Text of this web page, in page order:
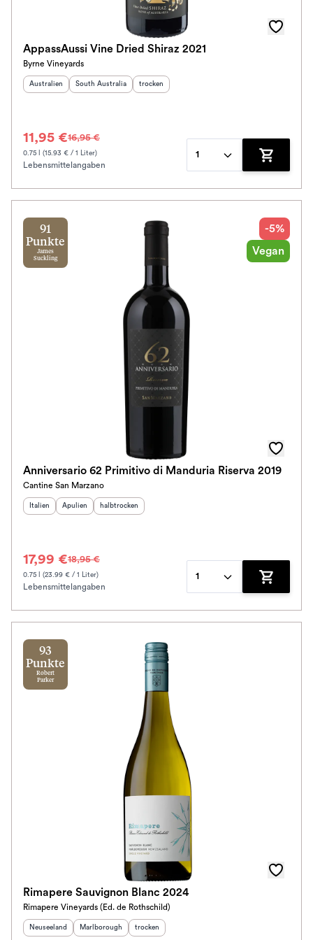
Prickler Art
Schmeckt nach
Jahrgang
Im Rewe Handel erhältlich
AppassAussi Vine Dried Shiraz 2021
Byrne Vineyards
Herkunftsland :
Australien Herkunftsregion
South Australia Geschmack
trocken
11,95 €16,95 €
0.75 l (15.93 € / 1 Liter)
Lebensmittelangaben
1
Zum
91
Punkte
James
Suckling
-5%
Vegan
Anniversario 62 Primitivo di Manduria Riserva 2019
Cantine San Marzano
Herkunftsland:
Italien Herkunftsregion:
Apulien Geschmack:
halbtrocken
17,99 €18,95 €
0.75 l (23.99 € / 1 Liter)
Lebensmittelangaben
1
Zum
93
Punkte
Robert
Parker
Rimapere Sauvignon Blanc 2024
Rimapere Vineyards (Ed. de Rothschild)
Herkunftsland
Neuseeland Herkunftsregion
Marlborough Geschmack
trocken